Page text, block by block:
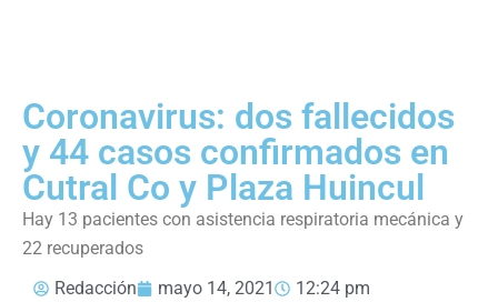
Coronavirus: dos fallecidos
y 44 casos confirmados en
Cutral Co y Plaza Huincul
Hay 13 pacientes con asistencia respiratoria mecánica y
22 recuperados
Redacción
mayo 14, 2021 12:24 pm